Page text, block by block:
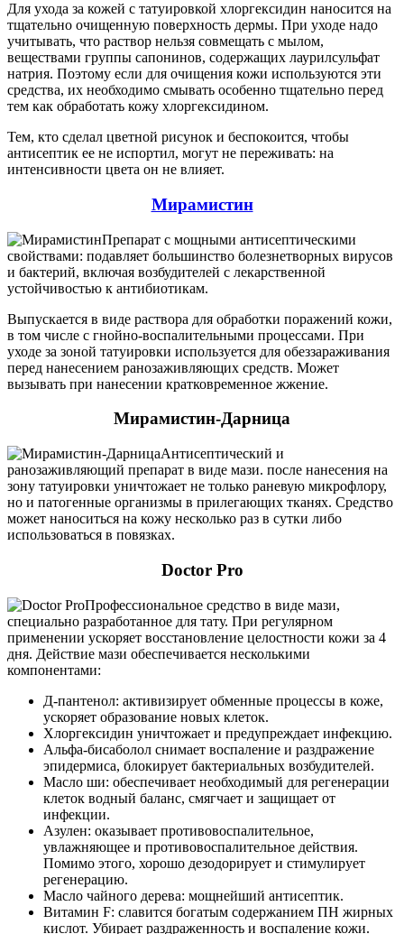
Для ухода за кожей с татуировкой хлоргексидин наносится на
тщательно очищенную поверхность дермы. При уходе надо
учитывать, что раствор нельзя совмещать с мылом,
веществами группы сапонинов, содержащих лаурилсульфат
натрия. Поэтому если для очищения кожи используются эти
средства, их необходимо смывать особенно тщательно перед
тем как обработать кожу хлоргексидином.
Тем, кто сделал цветной рисунок и беспокоится, чтобы
антисептик ее не испортил, могут не переживать: на
интенсивности цвета он не влияет.
Мирамистин
Препарат с мощными антисептическими
свойствами: подавляет большинство болезнетворных вирусов
и бактерий, включая возбудителей с лекарственной
устойчивостью к антибиотикам.
Выпускается в виде раствора для обработки поражений кожи,
в том числе с гнойно-воспалительными процессами. При
уходе за зоной татуировки используется для обеззараживания
перед нанесением ранозаживляющих средств. Может
вызывать при нанесении кратковременное жжение.
Мирамистин-Дарница
Антисептический и
ранозаживляющий препарат в виде мази. после нанесения на
зону татуировки уничтожает не только раневую микрофлору,
но и патогенные организмы в прилегающих тканях. Средство
может наноситься на кожу несколько раз в сутки либо
использоваться в повязках.
Doctor Pro
Профессиональное средство в виде мази,
специально разработанное для тату. При регулярном
применении ускоряет восстановление целостности кожи за 4
дня. Действие мази обеспечивается несколькими
компонентами:
Д-пантенол: активизирует обменные процессы в коже,
ускоряет образование новых клеток.
Хлоргексидин уничтожает и предупреждает инфекцию.
Альфа-бисаболол снимает воспаление и раздражение
эпидермиса, блокирует бактериальных возбудителей.
Масло ши: обеспечивает необходимый для регенерации
клеток водный баланс, смягчает и защищает от
инфекции.
Азулен: оказывает противовоспалительное,
увлажняющее и противовоспалительное действия.
Помимо этого, хорошо дезодорирует и стимулирует
регенерацию.
Масло чайного дерева: мощнейший антисептик.
Витамин F: славится богатым содержанием ПН жирных
кислот. Убирает раздраженность и воспаление кожи.